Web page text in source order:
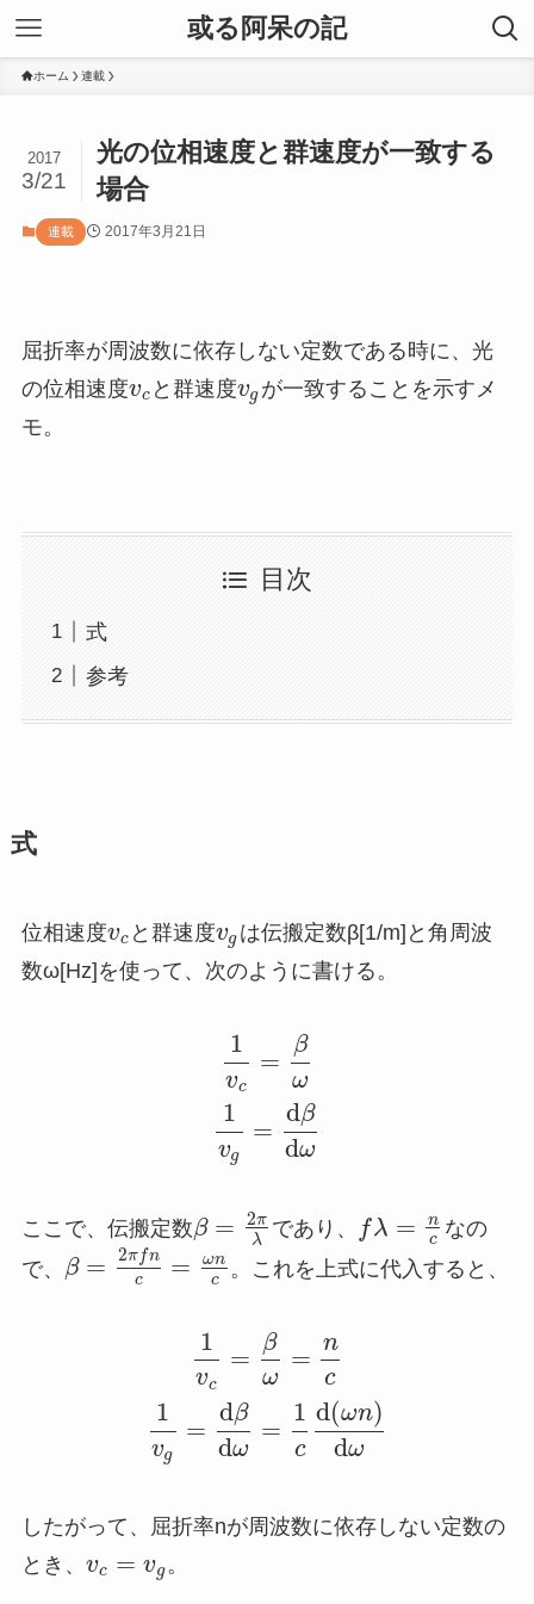
或る阿呆の記
ホーム 連載
光の位相速度と群速度が一致する
場合
2017
3/21
連載 2017年3月21日
屈折率が周波数に依存しない定数である時に、光
の位相速度vc と群速度vg が一致することを示すメ
モ。
目次
式
参考
式
位相速度vc と群速度vg は伝搬定数β[1/m]と角周波
数ω[Hz]を使って、次のように書ける。
1
vc
=
β
ω
1
vg
=
dβ
dω
ここで、伝搬定数β = 2π
λ
であり、 fλ =
n
c なの
で、 β = 2π fn
c
= ωn
c
。これを上式に代入すると、
1
vc
=
β
ω
=
n
c
1
vg
=
dβ
dω
=
1
c
d(ωn)
dω
したがって、屈折率nが周波数に依存しない定数の
とき、 vc = vg 。